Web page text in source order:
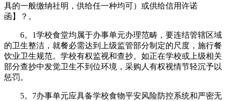
具的一般缴纳社明，供给任一种均可）或供给信用许诺
函】？。
6。1学校食堂均属于办事单元办理范畴，要连结管辖区域
的卫生整洁，就餐必需达到上级监管部分制定的尺度，施行餐
饮业卫生规范。学校有权监视和查抄。如正在学校或上级相关
部分查抄中发觉卫生不到位环境，采购人有权视情节轻沉予以
惩罚。
5。7办事单元应具备学校食物平安风险防控系统和严密无